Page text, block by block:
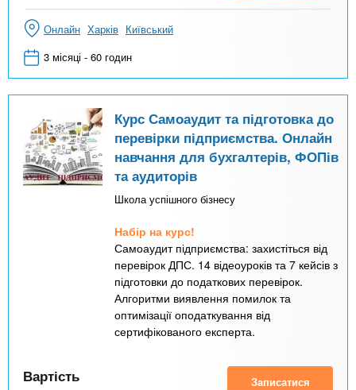
Онлайн Харків Київський
3 місяці - 60 годин
Курс Самоаудит та підготовка до
перевірки підприємства. Онлайн
навчання для бухгалтерів, ФОПів
та аудиторів
Школа успішного бізнесу
Набір на курс!
Самоаудит підприємства: захистіться від
перевірок ДПС. 14 відеоуроків та 7 кейсів з
підготовки до податкових перевірок.
Алгоритми виявлення помилок та
оптимізації оподаткування від
сертифікованого експерта.
Вартість Записатися